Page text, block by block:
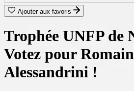
Ajouter aux favoris
Trophée UNFP de
Votez pour Romain
Alessandrini !